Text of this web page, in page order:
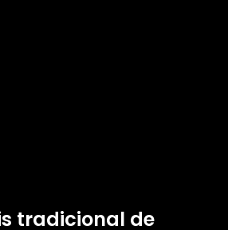
tradicional de